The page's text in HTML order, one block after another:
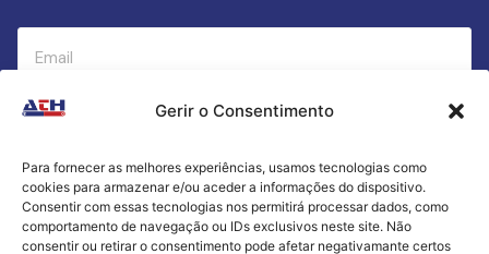
Gerir o Consentimento
Para fornecer as melhores experiências, usamos tecnologias como
cookies para armazenar e/ou aceder a informações do dispositivo.
Consentir com essas tecnologias nos permitirá processar dados, como
comportamento de navegação ou IDs exclusivos neste site. Não
consentir ou retirar o consentimento pode afetar negativamante certos
Submeter
Criamos a cozinha perfeita para o seu sucesso
gastronómico!